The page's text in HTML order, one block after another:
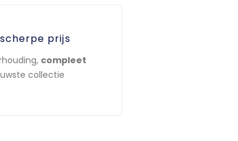
prijs
compleet
collectie